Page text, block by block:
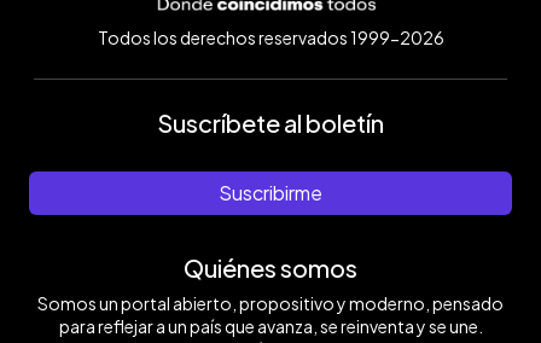
Todos los derechos reservados 1999-2026
Suscríbete al boletín
Suscribirme
Quiénes somos
Somos un portal abierto, propositivo y moderno, pensado
para reflejar a un país que avanza, se reinventa y se une.